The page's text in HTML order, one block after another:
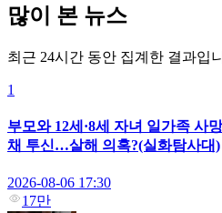
많이 본 뉴스
최근 24시간 동안 집계한 결과입
1
부모와 12세·8세 자녀 일가족 사
채 투신…살해 의혹?(실화탐사대)
2026-08-06 17:30
17만